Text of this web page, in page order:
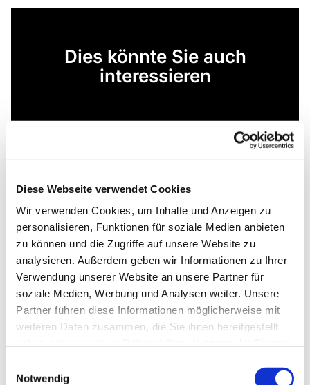
Diese Webseite verwendet Cookies
Wir verwenden Cookies, um Inhalte und Anzeigen zu
personalisieren, Funktionen für soziale Medien anbieten
zu können und die Zugriffe auf unsere Website zu
analysieren. Außerdem geben wir Informationen zu Ihrer
Verwendung unserer Website an unsere Partner für
soziale Medien, Werbung und Analysen weiter. Unsere
Partner führen diese Informationen möglicherweise mit
weiteren Daten zusammen, die Sie ihnen bereitgestellt
Notwendig
Dies könnte Sie auch
interessieren